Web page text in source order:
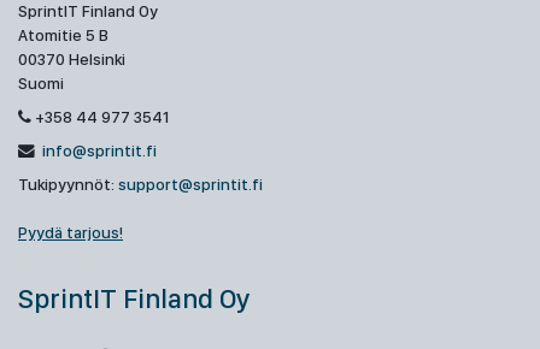
SprintIT Finland Oy
Atomitie 5 B
00370 Helsinki
Suomi
+358 44 977 3541
info@sprintit.fi
Tukipyynnöt: support@sprintit.fi
Pyydä tarjous!
SprintIT Finland Oy